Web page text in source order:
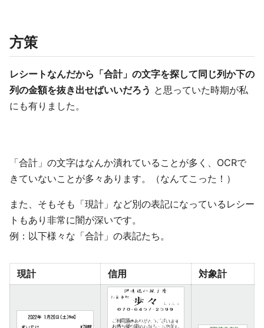
方策
レシートなんだから「合計」の文字を探して同じ列か下の
列の金額を抜き出せばいいだろう と思っていた時期が私
にも有りました。
「合計」の文字はなんか潰れていることが多く、OCRで
きていないことが多々あります。（なんてこった！）
また、そもそも「現計」など別の表記になっているレシー
トもあり非常に闇が深いです。
例：以下様々な「合計」の表記たち。
現計 信用 対象計